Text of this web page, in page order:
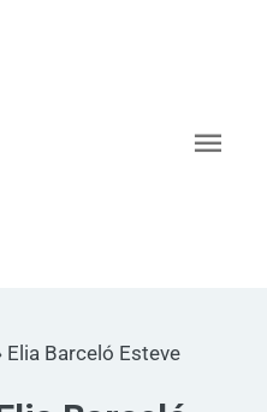
Elia Barceló Esteve